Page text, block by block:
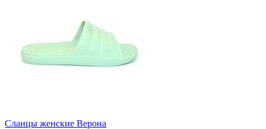
Сланцы женские Верона